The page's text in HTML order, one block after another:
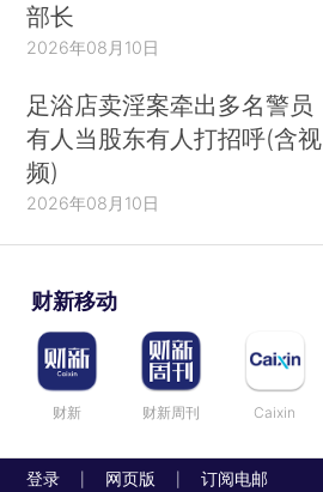
部长
2026年08月10日
足浴店卖淫案牵出多名警员
有人当股东有人打招呼(含视
频)
2026年08月10日
财新移动
财新 财新周刊 Caixin
登录 网页版 订阅电邮